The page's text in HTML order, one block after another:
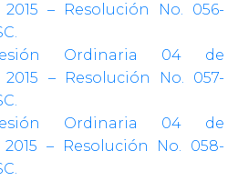
– Resolución No. 056-
Ordinaria 04 de
– Resolución No. 057-
Ordinaria 04 de
– Resolución No. 058-